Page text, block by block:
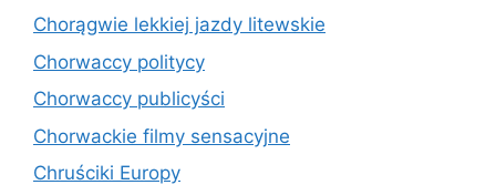
Chorągwie lekkiej jazdy litewskie
Chorwaccy politycy
Chorwaccy publicyści
Chorwackie filmy sensacyjne
Chruściki Europy